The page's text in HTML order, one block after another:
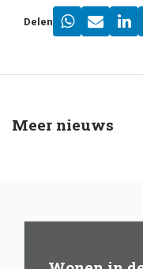
Delen
Meer nieuws